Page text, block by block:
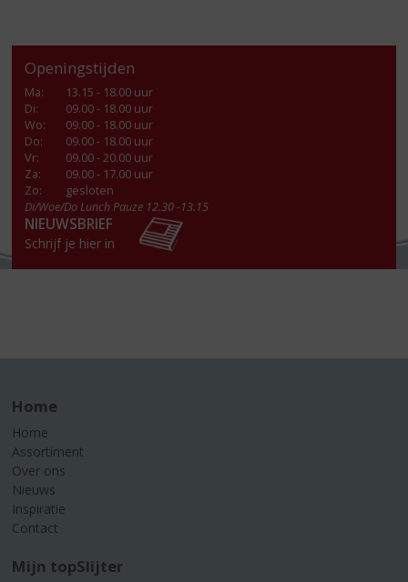
Openingstijden
Ma:
13.15 - 18.00 uur
Di:
09.00 - 18.00 uur
Wo:
09.00 - 18.00 uur
Do:
09.00 - 18.00 uur
Vr:
09.00 - 20.00 uur
Za:
09.00 - 17.00 uur
Zo:
gesloten
Di/Woe/Do Lunch Pauze 12.30 -13.15
NIEUWSBRIEF
Schrijf je hier in
Home
Home
Assortiment
Over ons
Nieuws
Inspiratie
Contact
Mijn topSlijter